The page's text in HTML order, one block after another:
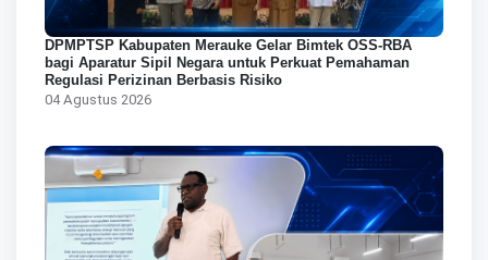
DPMPTSP Kabupaten Merauke Gelar Bimtek OSS-RBA
bagi Aparatur Sipil Negara untuk Perkuat Pemahaman
Regulasi Perizinan Berbasis Risiko
04 Agustus 2026